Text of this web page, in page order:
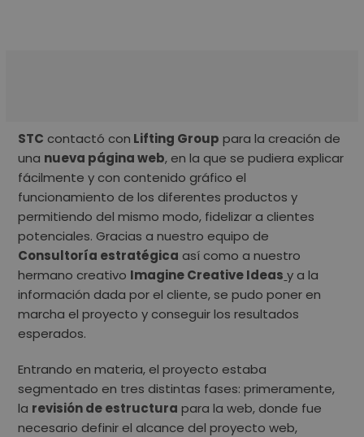
STC contactó con Lifting Group para la creación de
una nueva página web, en la que se pudiera explicar
fácilmente y con contenido gráfico el
funcionamiento de los diferentes productos y
permitiendo del mismo modo, fidelizar a clientes
potenciales. Gracias a nuestro equipo de
Consultoría estratégica así como a nuestro
hermano creativo Imagine Creative Ideas y a la
información dada por el cliente, se pudo poner en
marcha el proyecto y conseguir los resultados
esperados.
Entrando en materia, el proyecto estaba
segmentado en tres distintas fases: primeramente,
la revisión de estructura para la web, donde fue
necesario definir el alcance del proyecto web,